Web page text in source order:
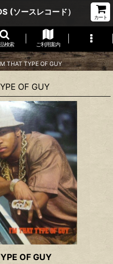
(ソースレコード）
カート
検索 ご利用案内
THAT TYPE OF GUY
OF GUY
OF GUY